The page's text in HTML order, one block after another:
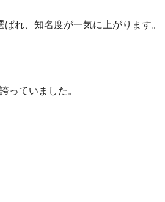
れ、知名度が一気に上がります。
っていました。